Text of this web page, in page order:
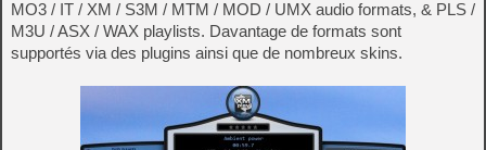
MO3 / IT / XM / S3M / MTM / MOD / UMX audio formats, & PLS /
M3U / ASX / WAX playlists. Davantage de formats sont
supportés via des plugins ainsi que de nombreux skins.